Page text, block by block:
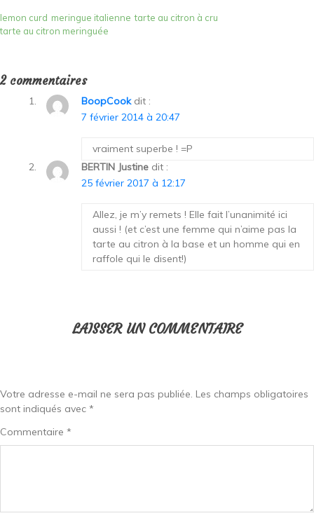
lemon curd meringue italienne tarte au citron à cru
tarte au citron meringuée
2 commentaires
BoopCook dit :
7 février 2014 à 20:47
vraiment superbe ! =P
BERTIN Justine dit :
25 février 2017 à 12:17
Allez, je m’y remets ! Elle fait l’unanimité ici
aussi ! (et c’est une femme qui n’aime pas la
tarte au citron à la base et un homme qui en
raffole qui le disent!)
LAISSER UN COMMENTAIRE
Votre adresse e-mail ne sera pas publiée. Les champs obligatoires
sont indiqués avec *
Commentaire *